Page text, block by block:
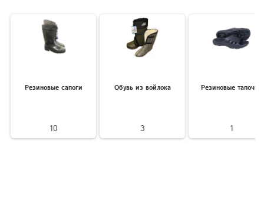
Резиновые сапоги
10
Обувь из войлока
3
Резиновые тапочки
1